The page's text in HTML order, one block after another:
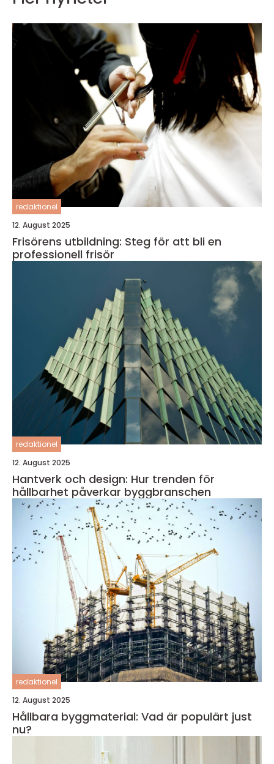
redaktionel
12. August 2025
Frisörens utbildning: Steg för att bli en
professionell frisör
redaktionel
12. August 2025
Hantverk och design: Hur trenden för
hållbarhet påverkar byggbranschen
redaktionel
12. August 2025
Hållbara byggmaterial: Vad är populärt just
nu?